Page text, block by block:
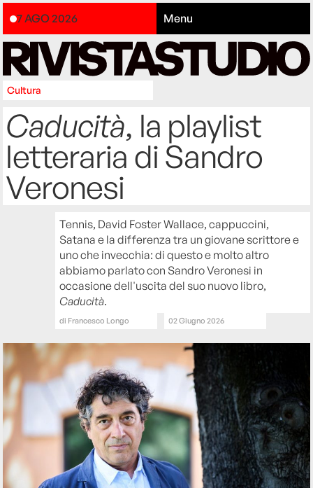
7 AGO 2026 Menu
Cultura
Caducità, la playlist
letteraria di Sandro
Veronesi
Tennis, David Foster Wallace, cappuccini,
Satana e la differenza tra un giovane scrittore e
uno che invecchia: di questo e molto altro
abbiamo parlato con Sandro Veronesi in
occasione dell'uscita del suo nuovo libro,
Caducità.
di Francesco Longo 02 Giugno 2026